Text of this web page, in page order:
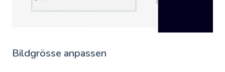
Bildgrösse anpassen